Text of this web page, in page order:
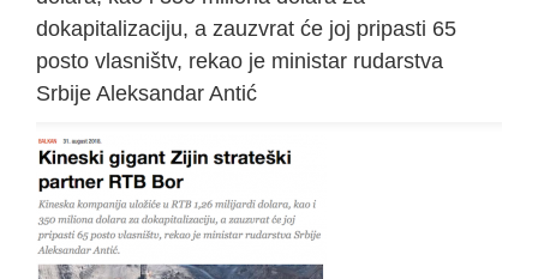
dokapitalizaciju, a zauzvrat će joj pripasti 65
posto vlasništv, rekao je ministar rudarstva
Srbije Aleksandar Antić